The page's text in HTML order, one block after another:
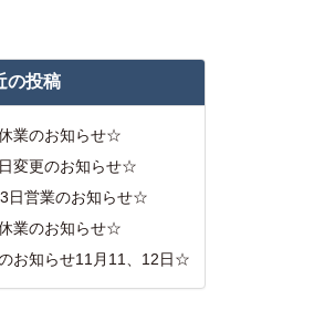
の投稿
業のお知らせ☆
変更のお知らせ☆
日営業のお知らせ☆
業のお知らせ☆
お知らせ11月11、12日☆